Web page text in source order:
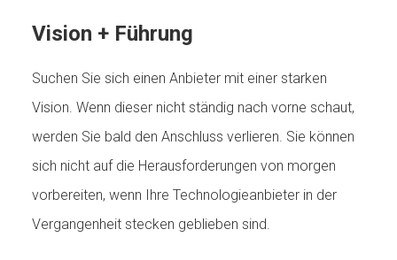
Vision + Führung
Suchen Sie sich einen Anbieter mit einer starken
Vision. Wenn dieser nicht ständig nach vorne schaut,
werden Sie bald den Anschluss verlieren. Sie können
sich nicht auf die Herausforderungen von morgen
vorbereiten, wenn Ihre Technologieanbieter in der
Vergangenheit stecken geblieben sind.